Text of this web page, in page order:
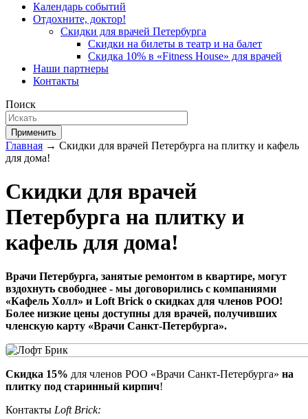
Календарь событий
Отдохните, доктор!
Скидки для врачей Петербурга
Скидки на билеты в театр и на балет
Скидка 10% в «Fitness House» для врачей
Наши партнеры
Контакты
Поиск
Применить
Главная → Скидки для врачей Петербурга на плитку и кафель
для дома!
Скидки для врачей
Петербурга на плитку и
кафель для дома!
Врачи Петербурга, занятые ремонтом в квартире, могут
вздохнуть свободнее - мы договорились с компаниями
«Кафель Холл» и Loft Brick о скидках для членов РОО!
Более низкие цены доступны для врачей, получивших
членскую карту «Врачи Санкт-Петербурга».
Скидка 15% для членов РОО «Врачи Санкт-Петербурга» на
плитку под старинный кирпич!
Контакты Loft Brick: